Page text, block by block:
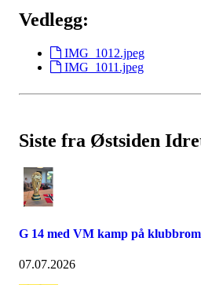
Vedlegg:
IMG_1012.jpeg
IMG_1011.jpeg
Siste fra Østsiden
G 14 med VM kamp på
07.07.2026